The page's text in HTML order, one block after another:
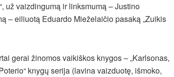
už vaizdingumą ir linksmumą – Justino
– eiliuotą Eduardo Mieželaičio pasaką „Zuikis
gerai žinomos vaikiškos knygos – „Karlsonas,
knygų serija (lavina vaizduotę, išmoko,